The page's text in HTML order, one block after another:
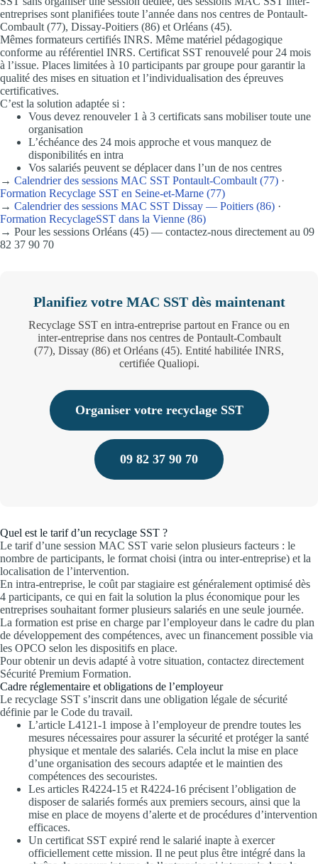
entreprises sont planifiées toute l’année dans nos centres de Pontault-
Combault (77), Dissay-Poitiers (86) et Orléans (45).
Mêmes formateurs certifiés INRS. Même matériel pédagogique
conforme au référentiel INRS. Certificat SST renouvelé pour 24 mois
à l’issue. Places limitées à 10 participants par groupe pour garantir la
qualité des mises en situation et l’individualisation des épreuves
certificatives.
C’est la solution adaptée si :
Vous devez renouveler 1 à 3 certificats sans mobiliser toute une
organisation
L’échéance des 24 mois approche et vous manquez de
disponibilités en intra
Vos salariés peuvent se déplacer dans l’un de nos centres
→ Calendrier des sessions MAC SST Pontault-Combault (77) ·
Formation Recyclage SST en Seine-et-Marne (77)
→ Calendrier des sessions MAC SST Dissay — Poitiers (86) ·
Formation RecyclageSST dans la Vienne (86)
→ Pour les sessions Orléans (45) — contactez-nous directement au 09
82 37 90 70
Planifiez votre MAC SST dès maintenant
Recyclage SST en intra-entreprise partout en France ou en
inter-entreprise dans nos centres de Pontault-Combault
(77), Dissay (86) et Orléans (45). Entité habilitée INRS,
certifiée Qualiopi.
Organiser votre recyclage SST
09 82 37 90 70
Quel est le tarif d’un recyclage SST ?
Le tarif d’une session MAC SST varie selon plusieurs facteurs : le
nombre de participants, le format choisi (intra ou inter-entreprise) et la
localisation de l’intervention.
En intra-entreprise, le coût par stagiaire est généralement optimisé dès
4 participants, ce qui en fait la solution la plus économique pour les
entreprises souhaitant former plusieurs salariés en une seule journée.
La formation est prise en charge par l’employeur dans le cadre du plan
de développement des compétences, avec un financement possible via
les OPCO selon les dispositifs en place.
Pour obtenir un devis adapté à votre situation, contactez directement
Sécurité Premium Formation.
Cadre réglementaire et obligations de l’employeur
Le recyclage SST s’inscrit dans une obligation légale de sécurité
définie par le Code du travail.
L’article L4121-1 impose à l’employeur de prendre toutes les
mesures nécessaires pour assurer la sécurité et protéger la santé
physique et mentale des salariés. Cela inclut la mise en place
d’une organisation des secours adaptée et le maintien des
compétences des secouristes.
Les articles R4224-15 et R4224-16 précisent l’obligation de
disposer de salariés formés aux premiers secours, ainsi que la
mise en place de moyens d’alerte et de procédures d’intervention
efficaces.
Un certificat SST expiré rend le salarié inapte à exercer
officiellement cette mission. Il ne peut plus être intégré dans la